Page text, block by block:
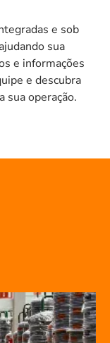
e sob
sua
e informações
e descubra
sua operação.